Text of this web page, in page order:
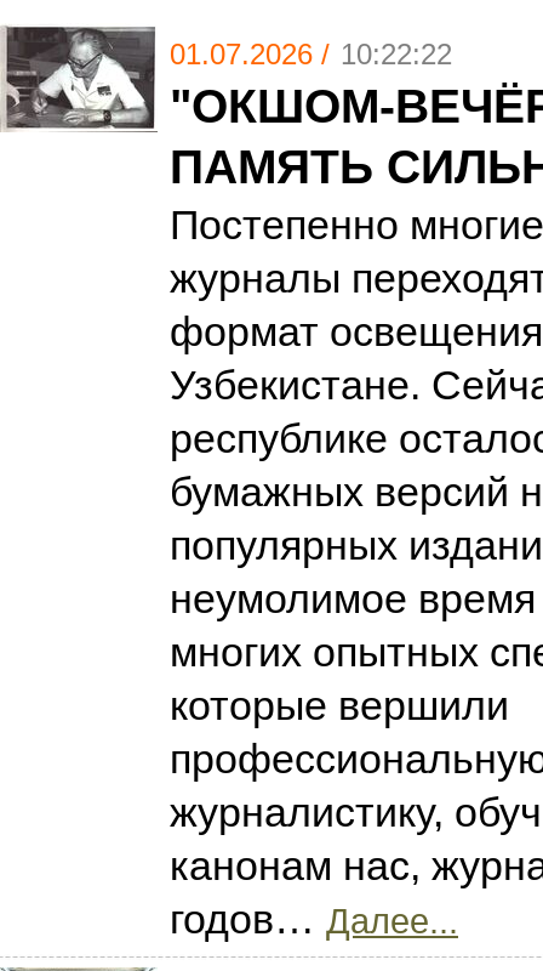
01.07.2026 / 10:22:22
"ОКШОМ-
ПАМЯТЬ
Постепенно
журналы
формат
Узбекистане.
республике
бумажных версий
популярных
неумолимое время
многих опытных
которые вершили
журналистику,
канонам нас,
годов… Далее...